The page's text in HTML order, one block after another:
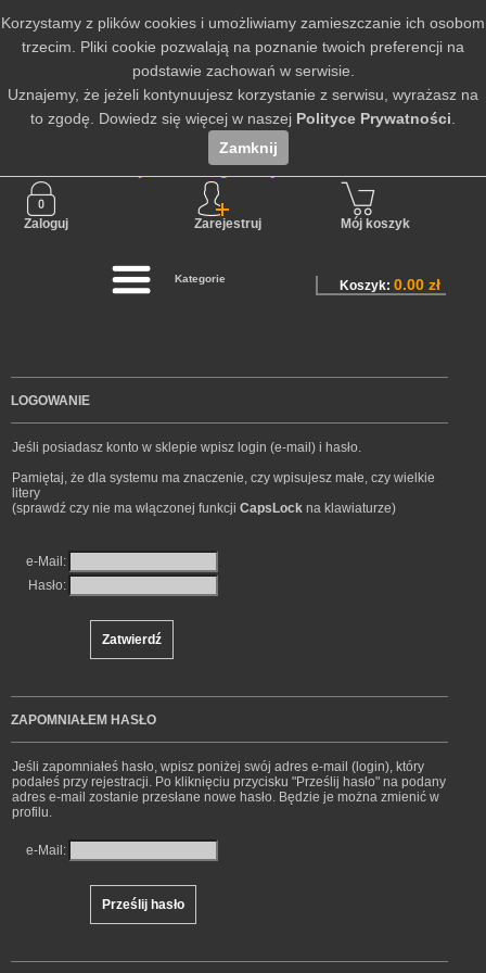
Nie jesteś zalogowany
Zaloguj Zarejestruj Mój koszyk
Kategorie
LOGOWANIE
Jeśli posiadasz konto w sklepie wpisz login (e-mail) i hasło.
Pamiętaj, że dla systemu ma znaczenie, czy wpisujesz małe, czy wielkie
litery
(sprawdź czy nie ma włączonej funkcji CapsLock na klawiaturze)
e-Mail:
Hasło:
ZAPOMNIAŁEM HASŁO
Jeśli zapomniałeś hasło, wpisz poniżej swój adres e-mail (login), który
podałeś przy rejestracji. Po kliknięciu przycisku "Prześlij hasło" na podany
adres e-mail zostanie przesłane nowe hasło. Będzie je można zmienić w
profilu.
e-Mail:
Koszyk:0.00 zł
Korzystamy z plików cookies i umożliwiamy zamieszczanie ich osobom
trzecim. Pliki cookie pozwalają na poznanie twoich preferencji na
podstawie zachowań w serwisie.
Uznajemy, że jeżeli kontynuujesz korzystanie z serwisu, wyrażasz na
to zgodę. Dowiedz się więcej w naszej Polityce Prywatności
Zamknij